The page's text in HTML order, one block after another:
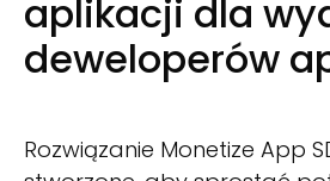
aplikacji dla
deweloperów
Rozwiązanie Monetize App